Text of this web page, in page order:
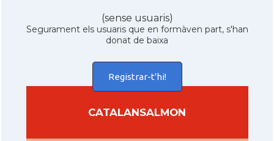
(sense usuaris)
Segurament els usuaris que en formàven part, s'han
donat de baixa
Registrar-t'hi!
CATALANSALMON